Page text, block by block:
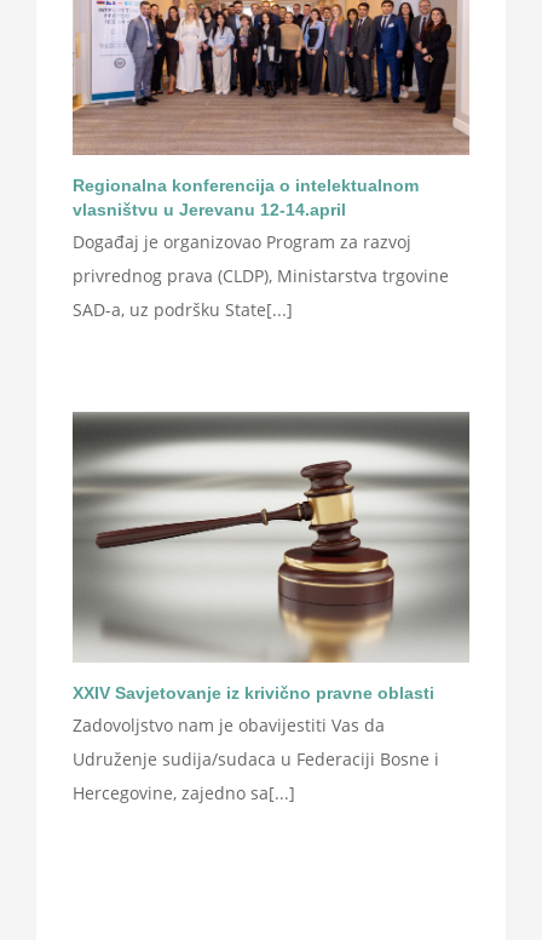
Regionalna konferencija o intelektualnom
vlasništvu u Jerevanu 12-14.april
Događaj je organizovao Program za razvoj
privrednog prava (CLDP), Ministarstva trgovine
SAD-a, uz podršku State[...]
XXIV Savjetovanje iz krivično pravne oblasti
Zadovoljstvo nam je obavijestiti Vas da
Udruženje sudija/sudaca u Federaciji Bosne i
Hercegovine, zajedno sa[...]